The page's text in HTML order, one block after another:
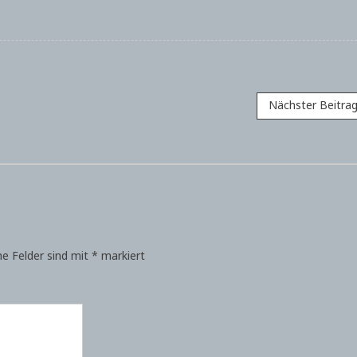
Nächster Beitrag
Felder sind mit * markiert